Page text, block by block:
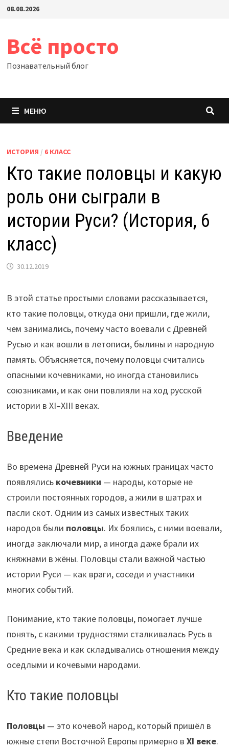
Перейти
08.08.2026
Всё просто
Познавательный блог
МЕНЮ
ИСТОРИЯ / 6 КЛАСС
Кто такие половцы и какую
роль они сыграли в
истории Руси? (История, 6
класс)
30.12.2019
В этой статье простыми словами рассказывается,
кто такие половцы, откуда они пришли, где жили,
чем занимались, почему часто воевали с Древней
Русью и как вошли в летописи, былины и народную
память. Объясняется, почему половцы считались
опасными кочевниками, но иногда становились
союзниками, и как они повлияли на ход русской
истории в XI–XIII веках.
Введение
Во времена Древней Руси на южных границах часто
появлялись кочевники — народы, которые не
строили постоянных городов, а жили в шатрах и
пасли скот. Одним из самых известных таких
народов были половцы. Их боялись, с ними воевали,
иногда заключали мир, а иногда даже брали их
княжнами в жёны. Половцы стали важной частью
истории Руси — как враги, соседи и участники
многих событий.
Понимание, кто такие половцы, помогает лучше
понять, с какими трудностями сталкивалась Русь в
Средние века и как складывались отношения между
оседлыми и кочевыми народами.
Кто такие половцы
Половцы — это кочевой народ, который пришёл в
южные степи Восточной Европы примерно в XI веке.